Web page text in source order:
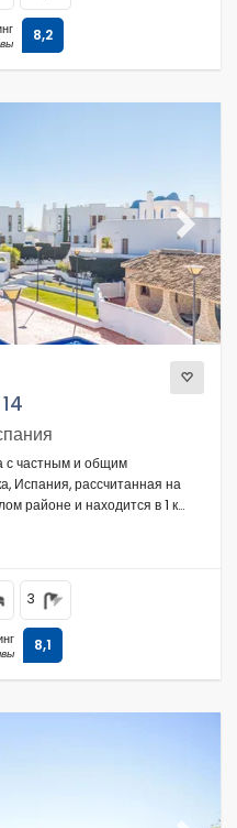
8,2
Next
с частным и общим
Испания, рассчитанная на
районе и находится в 1 км
3
8,1